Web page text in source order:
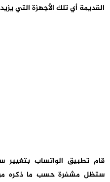
القديمة أي تلك الأجهزة التي يزيد
قام تطبيق الواتساب بتغيير
ستظل مشفرة حسب ما ذكره